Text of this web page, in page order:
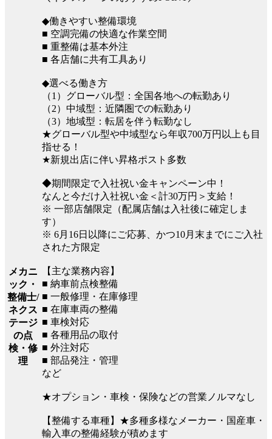
メカニ
ック・
整備士/
ネクス
テージ
の点
検・修
理
◆働きやすい整備環境
■ 空調完備の快適な作業空間
■ 重整備は基本外注
■ 各店舗に共有工具あり
◆選べる働き方
（1）グローバル型：全国各地への転勤あり
（2）中域型：近隣圏での転勤あり
（3）地域型：転居を伴う転勤なし
★グローバル型や中域型なら年収700万円以上も目
指せる！
★新規出店に伴い昇格ポスト多数
◆期間限定で入社祝い金キャンペーン中！
なんと今だけ入社祝い金＜計30万円＞支給！
※ 一部店舗限定（配属店舗は入社後に確定しま
す）
※ 6月16日以降にご応募、かつ10月末までにご入社
された方限定
【主な業務内容】
■ 納車前点検整備
■ 一般修理・在庫修理
■ 在庫車両の整備
■ 車検対応
■ 各種用品の取付
■ 外注対応
■ 部品発注・管理
など
★オプション・車検・保険などの営業ノルマなし
【整備する車種】★多種多様なメーカー・国産車・
輸入車の整備経験が積めます